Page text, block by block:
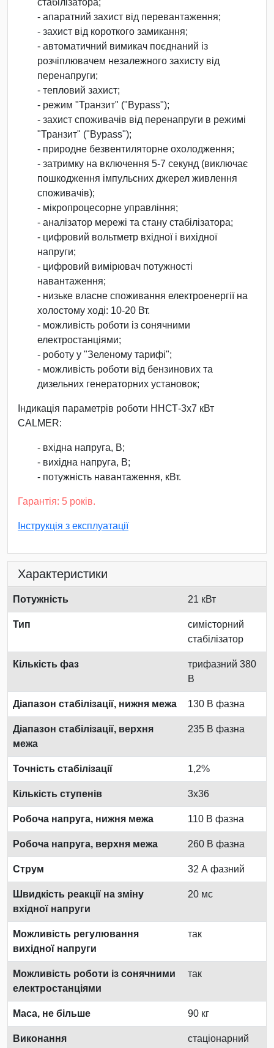
- апаратний захист від перевантаження;
- захист від короткого замикання;
- автоматичний вимикач поєднаний із
розчіплювачем незалежного захисту від
перенапруги;
- тепловий захист;
- режим "Транзит" ("Bypass");
- захист споживачів від перенапруги в режимі
"Транзит" ("Bypass");
- природне безвентиляторне охолодження;
- затримку на включення 5-7 секунд (виключає
пошкодження імпульсних джерел живлення
споживачів);
- мікропроцесорне управління;
- аналізатор мережі та стану стабілізатора;
- цифровий вольтметр вхідної і вихідної
напруги;
- цифровий вимірювач потужності
навантаження;
- низьке власне споживання електроенергії на
холостому ході: 10-20 Вт.
- можливість роботи із сонячними
електростанціями;
- роботу у "Зеленому тарифі";
- можливість роботи від бензинових та
дизельних генераторних установок;
Індикація параметрів роботи ННСТ-3х7 кВт
CALMER:
- вхідна напруга, В;
- вихідна напруга, В;
- потужність навантаження, кВт.
Гарантія: 5 років.
Інструкція з експлуатації
Характеристики
Потужність 21 кВт
Тип
симісторний
стабілізатор
Кількість фаз
трифазний 380
В
Діапазон стабілізації, нижня межа 130 В фазна
Діапазон стабілізації, верхня
межа
235 В фазна
Точність стабілізації 1,2%
Кількість ступенів 3x36
Робоча напруга, нижня межа 110 В фазна
Робоча напруга, верхня межа 260 В фазна
Струм 32 А фазний
Швидкість реакції на зміну
вхідної напруги
20 мс
Можливість регулювання
вихідної напруги
так
Можливість роботи із сонячними
електростанціями
так
Маса, не більше 90 кг
Виконання стаціонарний